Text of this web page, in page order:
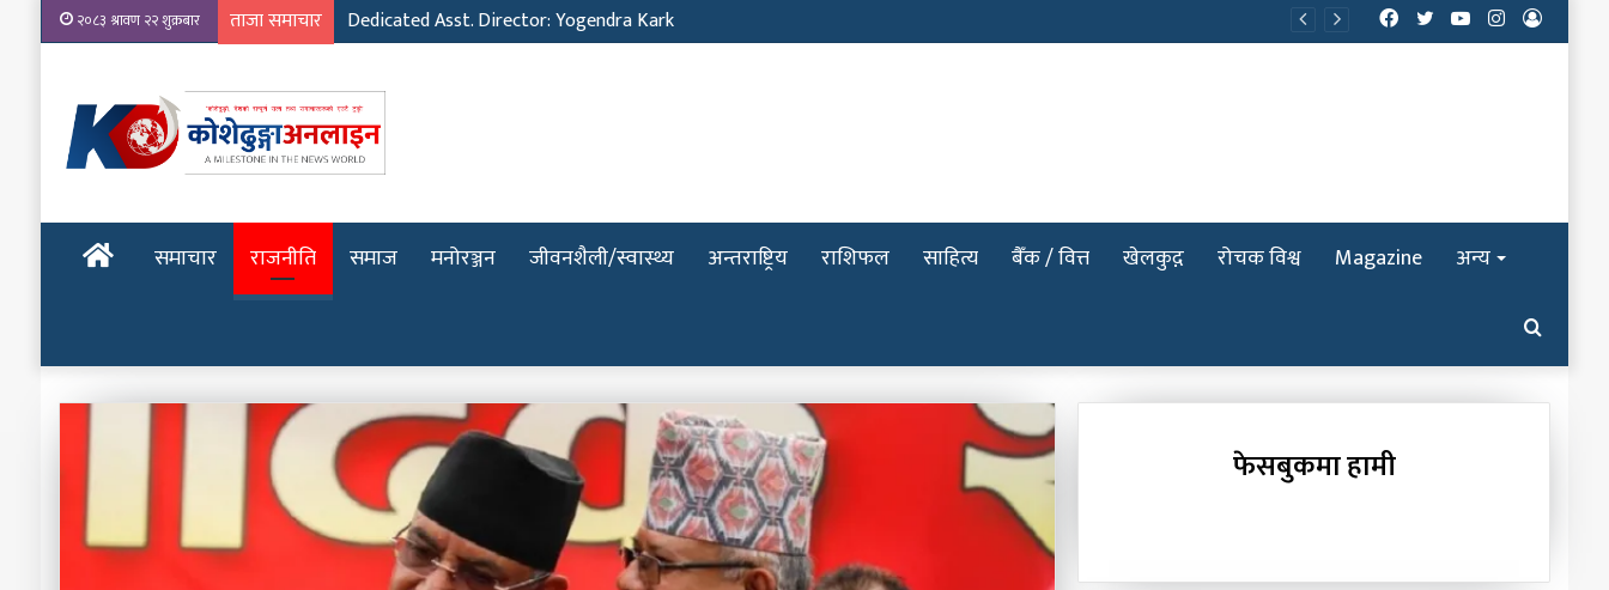
२०८३ श्रावण २२ शुक्रबार ताजा समाचार Dedicated Asst. Director: Yogendra Kark
Log
Instagram
YouTube
Twitter
Facebook
होमपेजसमाचार राजनीति समाज मनोरञ्जन जीवनशैली/स्वास्थ्य अन्तराष्ट्रिय राशिफल साहित्य बैँक / वित्त खेलकुद़़ रोचक विश्व Magazine अन्य
Search
for
फेसबुकमा हामी